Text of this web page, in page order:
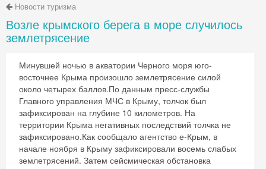
Новости туризма
Возле крымского берега в море случилось
землетрясение
Минувшей ночью в акватории Черного моря юго-
восточнее Крыма произошло землетрясение силой
около четырех баллов.По данным пресс-службы
Главного управления МЧС в Крыму, толчок был
зафиксирован на глубине 10 километров. На
территории Крыма негативных последствий толчка не
зафиксировано.Как сообщало агентство е-Крым, в
начале ноября в Крыму зафиксировали восемь слабых
землетрясений. Затем сейсмическая обстановка